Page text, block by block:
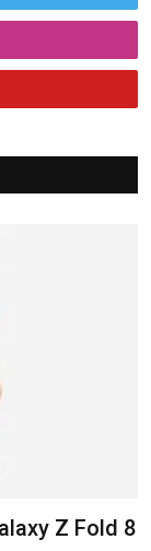
Z Fold 8